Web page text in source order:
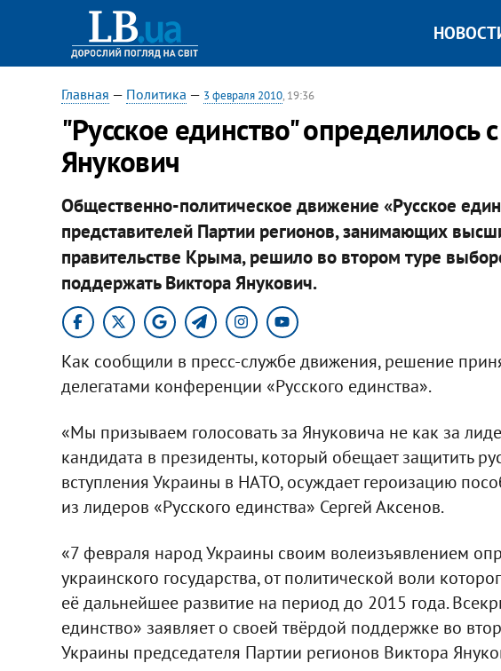
Главная — Политика — 3 февраля 2010, 19:36
"Русское единство" определилось
Янукович
Общественно-политическое движение «Русское
представителей Партии регионов, занимающих
правительстве Крыма, решило во втором туре
поддержать Виктора Янукович.
Как сообщили в пресс-службе движения, решение
делегатами конференции «Русского единства».
«Мы призываем голосовать за Януковича не как за
кандидата в президенты, который обещает защитить
вступления Украины в НАТО, осуждает героизацию
из лидеров «Русского единства» Сергей Аксенов.
«7 февраля народ Украины своим волеизъявлением
украинского государства, от политической воли
её дальнейшее развитие на период до 2015 года.
единство» заявляет о своей твёрдой поддержке во
Украины председателя Партии регионов Виктора